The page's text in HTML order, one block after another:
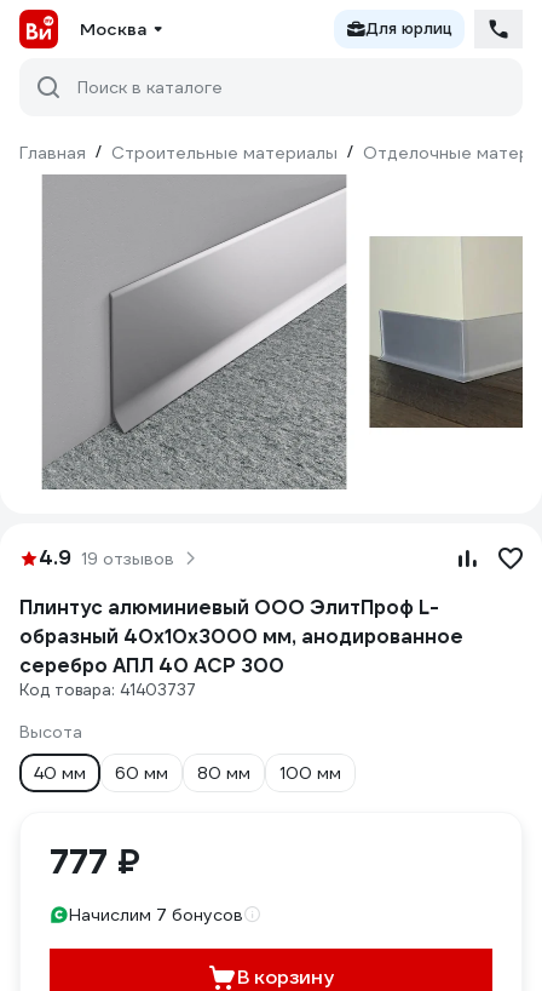
Москва Для юрлиц
Поиск в каталоге
Главная / Строительные материалы / Отделочные
4.9 19 отзывов
Плинтус алюминиевый ООО ЭлитПроф L-
образный 40х10х3000 мм, анодированное
серебро АПЛ 40 АСР 300
Код товара: 41403737
Высота
40 мм
60 мм 80 мм 100 мм
777 ₽
Начислим 7 бонусов
В корзину